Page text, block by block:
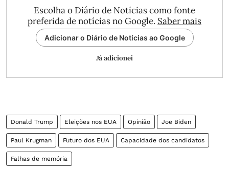
Escolha o Diário de Notícias como fonte
preferida de notícias no Google. Saber mais
Adicionar o Diário de Notícias ao Google
Já adicionei
Donald Trump Eleições nos EUA Opinião Joe Biden
Paul Krugman Futuro dos EUA Capacidade dos candidatos
Falhas de memória